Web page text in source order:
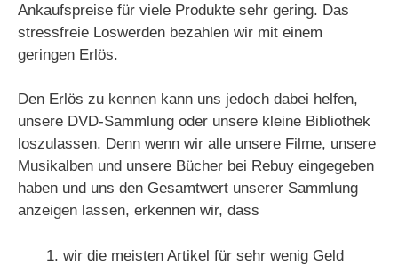
Ankaufspreise für viele Produkte sehr gering. Das
stressfreie Loswerden bezahlen wir mit einem
geringen Erlös.
Den Erlös zu kennen kann uns jedoch dabei helfen,
unsere DVD-Sammlung oder unsere kleine Bibliothek
loszulassen. Denn wenn wir alle unsere Filme, unsere
Musikalben und unsere Bücher bei Rebuy eingegeben
haben und uns den Gesamtwert unserer Sammlung
anzeigen lassen, erkennen wir, dass
wir die meisten Artikel für sehr wenig Geld